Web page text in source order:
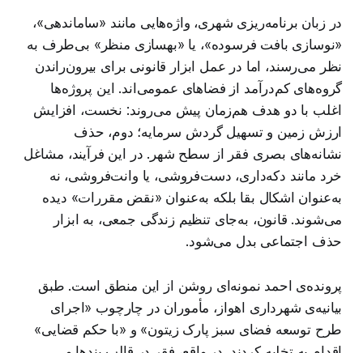
در زبان برنامه‌ریزی شهری، واژه‌هایی مانند «ساماندهی»،
«نوسازی بافت فرسوده»، یا «بهسازی منظر» بی‌طرف به
نظر می‌رسند، اما در عمل ابزار قانونی برای بیرون‌راندن
گروه‌های کم‌درآمد از فضاهای عمومی‌اند. این پروژه‌ها
اغلب با دو هدف هم‌زمان پیش می‌روند: نخست، افزایش
ارزش زمین و تسهیل گردش سرمایه؛ دوم، حذف
نشانه‌های بصری فقر از سطح شهر. در این فرآیند، مشاغل
خرد مانند دکه‌داری، دست‌فروشی، یا وانت‌فروشی، نه
به‌عنوان اشکال بقا بلکه به‌عنوان «نقض مقررات» دیده
می‌شوند. قانون، به‌جای تنظیم زندگی جمعی، به ابزار
حذف اجتماعی بدل می‌شود.
پرونده‌ی احمد نمونه‌ای روشن از این منطق است. طبق
بیانیه‌ی شهرداری اهواز، مأموران در چارچوب «اجرای
طرح توسعه فضای سبز پارک زیتون» و «با حکم قضایی»